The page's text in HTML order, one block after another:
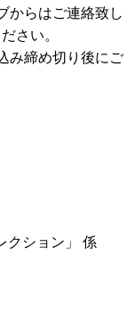
からはご連絡致し
さい。
み締め切り後にご
クション」 係